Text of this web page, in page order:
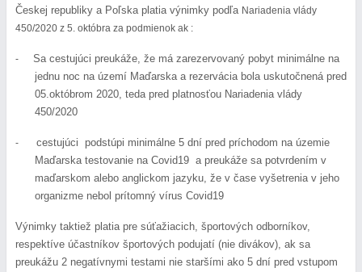
Českej republiky a Poľska platia výnimky podľa Nariadenia vlády
450/2020 z 5. októbra za podmienok ak :
-
Sa cestujúci preukáže, že má zarezervovaný pobyt minimálne na
jednu noc na území Maďarska a rezervácia bola uskutočnená pred
05.októbrom 2020, teda pred platnosťou Nariadenia vlády
450/2020
-
cestujúci  podstúpi minimálne 5 dní pred príchodom na územie
Maďarska testovanie na Covid19  a preukáže sa potvrdením v
maďarskom alebo anglickom jazyku, že v čase vyšetrenia v jeho
organizme nebol prítomný vírus Covid19
Výnimky taktiež platia pre súťažiacich, športových odborníkov,
respektíve účastníkov športových podujatí (nie divákov), ak sa
preukážu 2 negatívnymi testami nie staršími ako 5 dní pred vstupom